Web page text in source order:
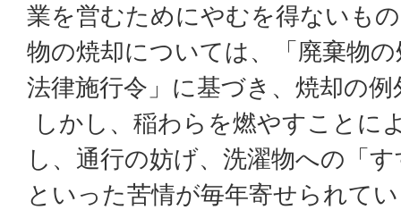
業を営むためにやむを得ないも
物の焼却については、「廃棄物
法律施行令」に基づき、焼却の
しかし、稲わらを燃やすことに
し、通行の妨げ、洗濯物への「
といった苦情が毎年寄せられて